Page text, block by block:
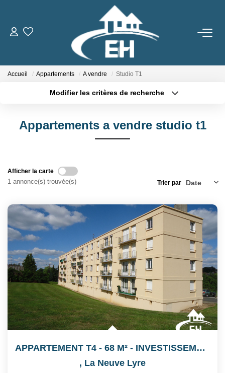
ACHETER
Gestion Locative
Qui Sommes-Nous
Notre Équipe
Nos Actualités
Avis Clients
CONTACT
EXTRANET
Accueil Appartements A vendre Studio T1
Modifier les critères de recherche
Sélectionnez...
Type de bien
Créer une alerte
Appartements a vendre studio t1
Afficher la carte
1 annonce(s) trouvée(s) Trier par
APPARTEMENT T4 - 68 M² - INVESTISSEMENT LOCATIF
, La Neuve Lyre